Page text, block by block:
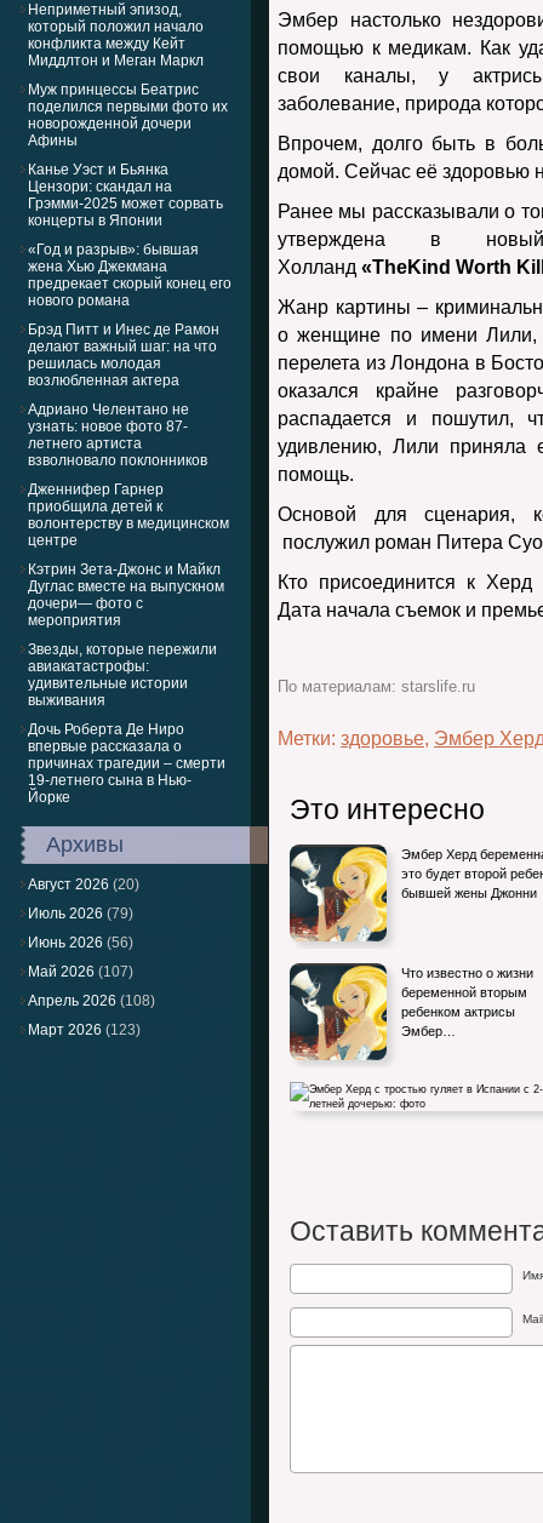
Неприметный эпизод,
который положил начало
конфликта между Кейт
Миддлтон и Меган Маркл
Муж принцессы Беатрис
поделился первыми фото их
новорожденной дочери
Афины
Канье Уэст и Бьянка
Цензори: скандал на
Грэмми-2025 может сорвать
концерты в Японии
«Год и разрыв»: бывшая
жена Хью Джекмана
предрекает скорый конец его
нового романа
Брэд Питт и Инес де Рамон
делают важный шаг: на что
решилась молодая
возлюбленная актера
Адриано Челентано не
узнать: новое фото 87-
летнего артиста
взволновало поклонников
Дженнифер Гарнер
приобщила детей к
волонтерству в медицинском
центре
Кэтрин Зета-Джонс и Майкл
Дуглас вместе на выпускном
дочери— фото с
мероприятия
Звезды, которые пережили
авиакатастрофы:
удивительные истории
выживания
Дочь Роберта Де Ниро
впервые рассказала о
причинах трагедии – смерти
19-летнего сына в Нью-
Йорке
Архивы
Август 2026 (20)
Июль 2026 (79)
Июнь 2026 (56)
Май 2026 (107)
Апрель 2026 (108)
Март 2026 (123)
Эмбер настолько
помощью к медикам. Как
свои каналы, у
заболевание, природа
Впрочем, долго быть в
домой. Сейчас её здоровью
Ранее мы рассказывали о
утверждена в
Холланд «TheKind Worth
Жанр картины –
о женщине по имени Лили,
перелета из Лондона в
оказался крайне
распадается и пошутил,
удивлению, Лили приняла
помощь.
Основой для сценария,
послужил роман Питера
Кто присоединится к Херд
Дата начала съемок и
По материалам: starslife.ru
Метки: здоровье, Эмбер
Это интересно
Эмбер Херд
это будет второй
бывшей жены Джонни
Что известно о жизни
беременной вторым
ребенком актрисы
Эмбер…
х летней дочерью: фото
Оставить